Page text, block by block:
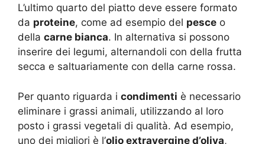
L’ultimo quarto del piatto deve essere formato
da proteine, come ad esempio del pesce o
della carne bianca. In alternativa si possono
inserire dei legumi, alternandoli con della frutta
secca e saltuariamente con della carne rossa.
Per quanto riguarda i condimenti è necessario
eliminare i grassi animali, utilizzando al loro
posto i grassi vegetali di qualità. Ad esempio,
uno dei migliori è l’olio extravergine d’oliva,